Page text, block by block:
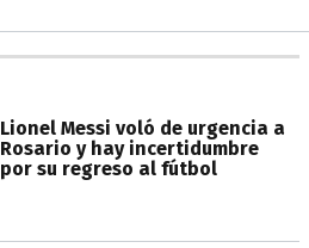
Lionel Messi voló de urgencia a
Rosario y hay incertidumbre
por su regreso al fútbol